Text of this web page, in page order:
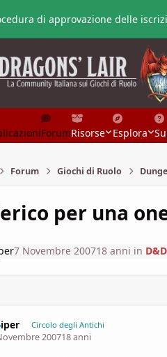
di approvazione delle
ForumRisorse Esplora
Forum Giochi di Ruolo
per una
7 Novembre 200718 anni in
Circolo degli Antichi
200718 anni